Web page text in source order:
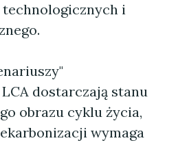
i
dostarczają stanu
obrazu cyklu życia,
wymaga